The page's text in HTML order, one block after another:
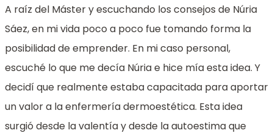
A raíz del Máster y escuchando los consejos de Núria
Sáez, en mi vida poco a poco fue tomando forma la
posibilidad de emprender. En mi caso personal,
escuché lo que me decía Núria e hice mía esta idea. Y
decidí que realmente estaba capacitada para aportar
un valor a la enfermería dermoestética. Esta idea
surgió desde la valentía y desde la autoestima que